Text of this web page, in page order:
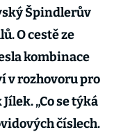
Špindlerův
O cestě ze
kombinace
v rozhovoru pro
„Co se týká
číslech.